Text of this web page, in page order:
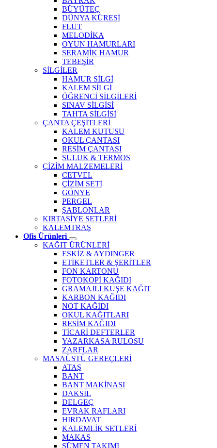
BÜYÜTEÇ
DÜNYA KÜRESİ
FLUT
MELODİKA
OYUN HAMURLARI
SERAMİK HAMUR
TEBEŞİR
SİLGİLER
HAMUR SİLGİ
KALEM SİLGİ
ÖĞRENCİ SİLGİLERİ
SINAV SİLGİSİ
TAHTA SİLGİSİ
ÇANTA ÇEŞİTLERİ
KALEM KUTUSU
OKUL ÇANTASI
RESİM ÇANTASI
SULUK & TERMOS
ÇİZİM MALZEMELERİ
CETVEL
ÇİZİM SETİ
GÖNYE
PERGEL
ŞABLONLAR
KIRTASİYE SETLERİ
KALEMTRAŞ
Ofis Ürünleri
KAĞIT ÜRÜNLERİ
ESKİZ & AYDINGER
ETİKETLER & ŞERİTLER
FON KARTONU
FOTOKOPİ KAĞIDI
GRAMAJLI KUŞE KAĞIT
KARBON KAĞIDI
NOT KAĞIDI
OKUL KAĞITLARI
RESİM KAĞIDI
TİCARİ DEFTERLER
YAZARKASA RULOSU
ZARFLAR
MASAÜSTÜ GEREÇLERİ
ATAŞ
BANT
BANT MAKİNASI
DAKSİL
DELGEÇ
EVRAK RAFLARI
HIRDAVAT
KALEMLİK SETLERİ
MAKAS
SÜMEN TAKIMI